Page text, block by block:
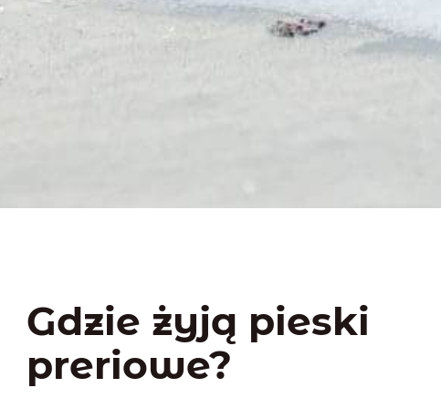
Gdzie żyją pieski
preriowe?